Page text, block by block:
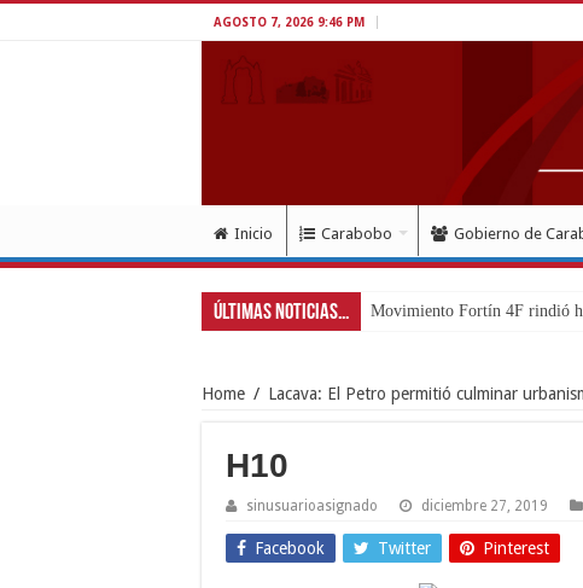
AGOSTO 7, 2026 9:46 PM
Inicio Carabobo Gobierno de
Últimas Noticias... Movimiento Fortín 4F rindió
Home / Lacava: El Petro permitió culminar
H10
sinusuarioasignado diciembre 27, 2019
Facebook Twitter Pinterest